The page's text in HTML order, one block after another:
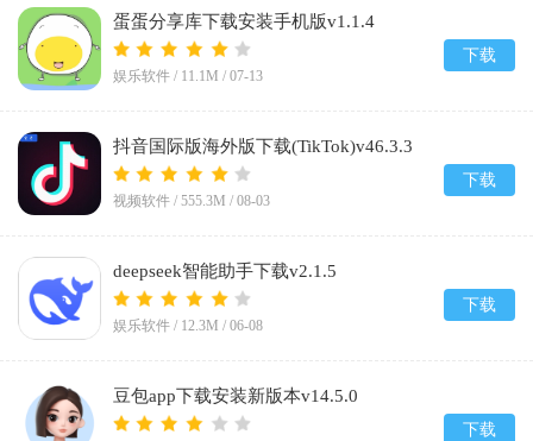
蛋蛋分享库下载安装手机版v1.1.4
娱乐软件 / 11.1M / 07-13
下载
抖音国际版海外版下载(TikTok)v46.3.3
视频软件 / 555.3M / 08-03
下载
deepseek智能助手下载v2.1.5
娱乐软件 / 12.3M / 06-08
下载
豆包app下载安装新版本v14.5.0
下载